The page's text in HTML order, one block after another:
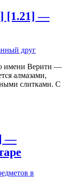
[1.21] —
имени Верити —
алмазами,
слитками. С
—